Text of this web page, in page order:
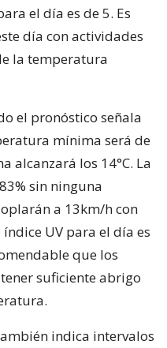
el día es de 5. Es
día con actividades
la temperatura
el pronóstico señala
mínima será de
alcanzará los 14°C. La
sin ninguna
a 13km/h con
UV para el día es
que los
suficiente abrigo
indica intervalos